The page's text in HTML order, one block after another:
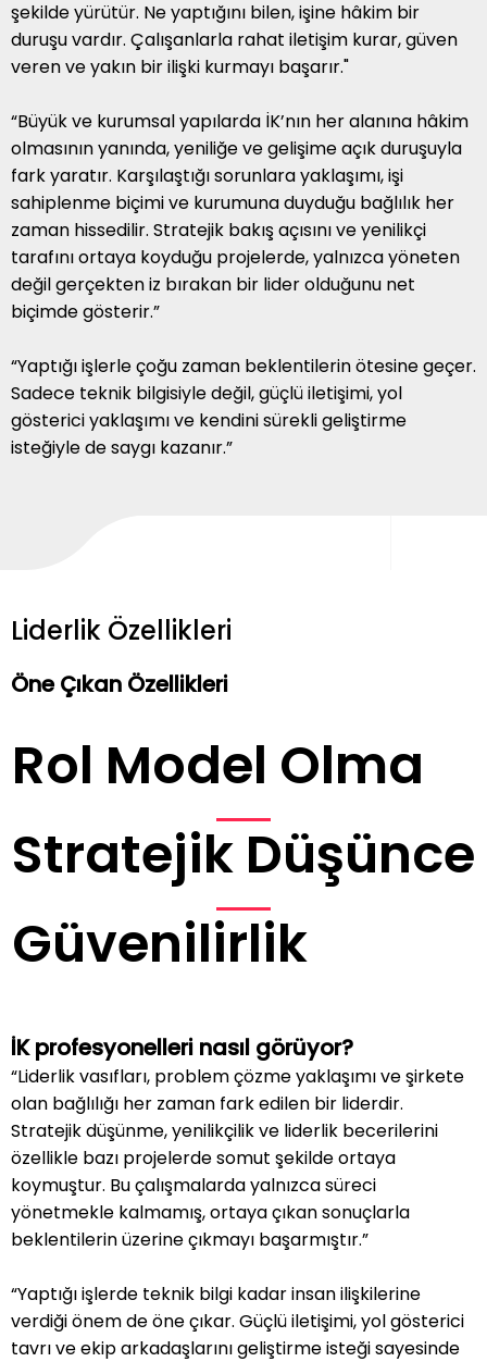
şekilde yürütür. Ne yaptığını bilen, işine hâkim bir
duruşu vardır. Çalışanlarla rahat iletişim kurar, güven
veren ve yakın bir ilişki kurmayı başarır."
“Büyük ve kurumsal yapılarda İK’nın her alanına hâkim
olmasının yanında, yeniliğe ve gelişime açık duruşuyla
fark yaratır. Karşılaştığı sorunlara yaklaşımı, işi
sahiplenme biçimi ve kurumuna duyduğu bağlılık her
zaman hissedilir. Stratejik bakış açısını ve yenilikçi
tarafını ortaya koyduğu projelerde, yalnızca yöneten
değil gerçekten iz bırakan bir lider olduğunu net
biçimde gösterir.”
“Yaptığı işlerle çoğu zaman beklentilerin ötesine geçer.
Sadece teknik bilgisiyle değil, güçlü iletişimi, yol
gösterici yaklaşımı ve kendini sürekli geliştirme
isteğiyle de saygı kazanır.”
Liderlik Özellikleri
Öne Çıkan Özellikleri
Rol Model Olma
Stratejik Düşünce
Güvenilirlik
İK profesyonelleri nasıl görüyor?
“Liderlik vasıfları, problem çözme yaklaşımı ve şirkete
olan bağlılığı her zaman fark edilen bir liderdir.
Stratejik düşünme, yenilikçilik ve liderlik becerilerini
özellikle bazı projelerde somut şekilde ortaya
koymuştur. Bu çalışmalarda yalnızca süreci
yönetmekle kalmamış, ortaya çıkan sonuçlarla
beklentilerin üzerine çıkmayı başarmıştır.”
“Yaptığı işlerde teknik bilgi kadar insan ilişkilerine
verdiği önem de öne çıkar. Güçlü iletişimi, yol gösterici
tavrı ve ekip arkadaşlarını geliştirme isteği sayesinde